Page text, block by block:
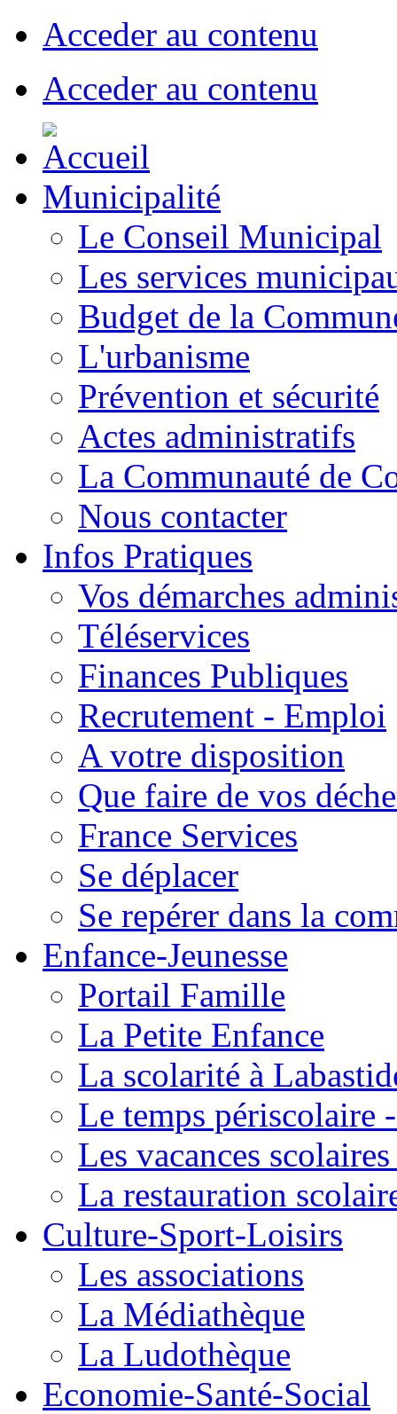
Acceder au contenu
Acceder au contenu
Municipalité
Le Conseil Municipal
Les services
Budget de la
L'urbanisme
Prévention et sécurité
Actes administratifs
La Communauté de
Nous contacter
Infos Pratiques
Vos démarches
Téléservices
Finances Publiques
Recrutement - Emploi
A votre disposition
Que faire de vos
France Services
Se déplacer
Se repérer dans la
Enfance-Jeunesse
Portail Famille
La Petite Enfance
La scolarité à
Le temps périscolaire
Les vacances
La restauration
Culture-Sport-Loisirs
Les associations
La Médiathèque
La Ludothèque
Economie-Santé-Social